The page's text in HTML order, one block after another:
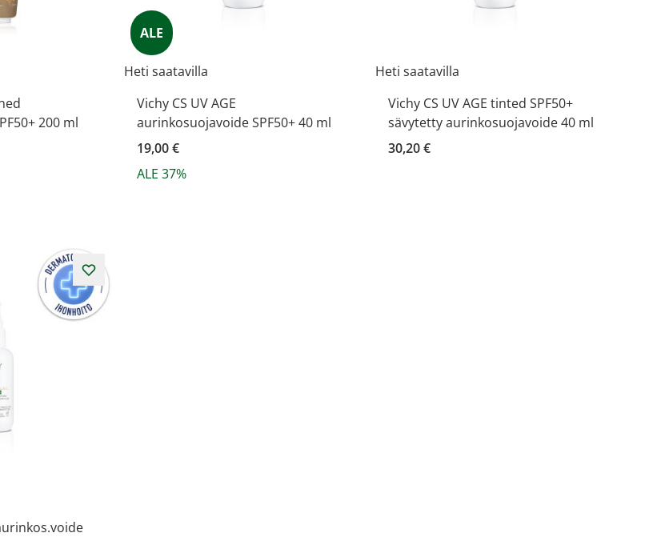
200 ml
ALE
Heti saatavilla
Vichy CS UV AGE
aurinkosuojavoide SPF50+ 40 ml
19,00 €
ALE 37%
Heti saatavilla
Vichy CS UV AGE tinted SPF50+
sävytetty aurinkosuojavoide 40 ml
30,20 €